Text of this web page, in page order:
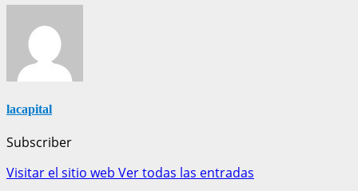
lacapital
Subscriber
Visitar el sitio web Ver todas las entradas